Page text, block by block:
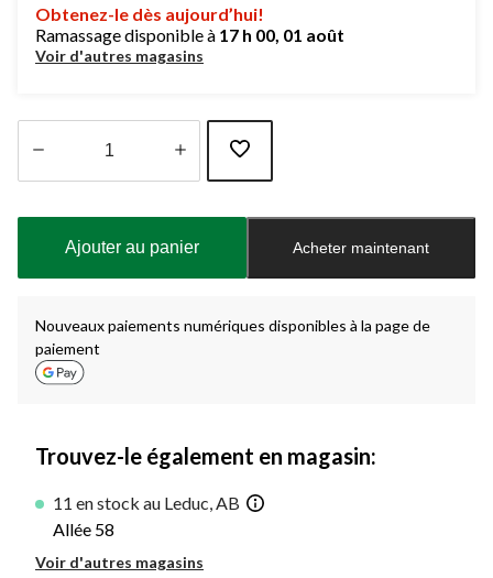
Obtenez-le dès aujourd’hui!
Ramassage disponible à 17 h 00, 01 août
Voir d'autres magasins
à
Ajouter au panier Acheter maintenant
Nouveaux paiements numériques disponibles à la page de
paiement
Trouvez-le également en magasin:
11 en stock au Leduc, AB
Allée 58
Voir d'autres magasins